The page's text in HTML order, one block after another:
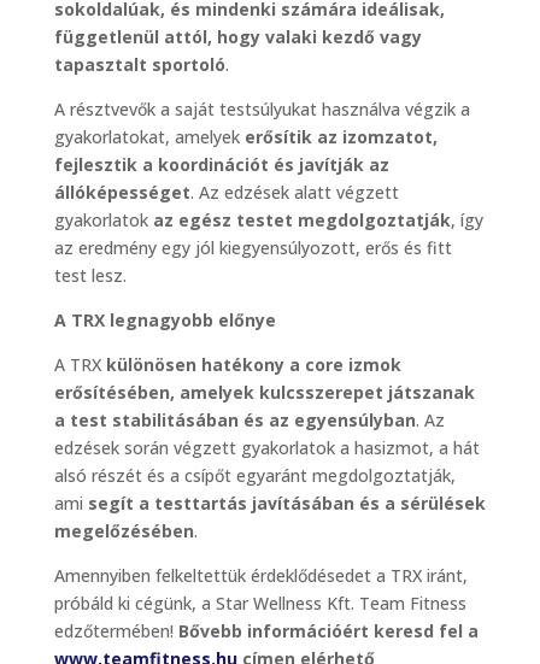
sokoldalúak, és mindenki számára ideálisak,
függetlenül attól, hogy valaki kezdő vagy
tapasztalt sportoló.
A résztvevők a saját testsúlyukat használva végzik a
gyakorlatokat, amelyek erősítik az izomzatot,
fejlesztik a koordinációt és javítják az
állóképességet. Az edzések alatt végzett
gyakorlatok az egész testet megdolgoztatják, így
az eredmény egy jól kiegyensúlyozott, erős és fitt
test lesz.
A TRX legnagyobb előnye
A TRX különösen hatékony a core izmok
erősítésében, amelyek kulcsszerepet játszanak
a test stabilitásában és az egyensúlyban. Az
edzések során végzett gyakorlatok a hasizmot, a hát
alsó részét és a csípőt egyaránt megdolgoztatják,
ami segít a testtartás javításában és a sérülések
megelőzésében.
Amennyiben felkeltettük érdeklődésedet a TRX iránt,
próbáld ki cégünk, a Star Wellness Kft. Team Fitness
edzőtermében! Bővebb információért keresd fel a
www.teamfitness.hucímen elérhető